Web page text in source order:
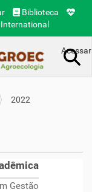
Biblioteca
International
Acessar
2022
Gestão